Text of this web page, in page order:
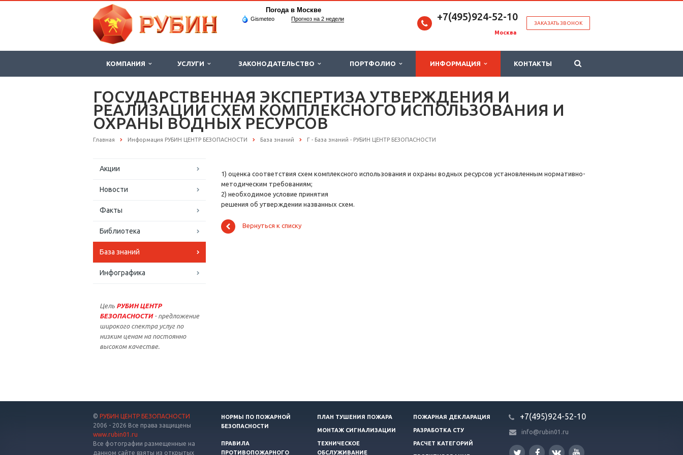
Погода в Москве
Gismeteo Прогноз на 2 недели
ЗАКАЗАТЬ ЗВОНОК
+7(495)924-52-10
Москва
КОМПАНИЯ УСЛУГИ ЗАКОНОДАТЕЛЬСТВО ПОРТФОЛИО ИНФОРМАЦИЯ КОНТАКТЫ
ГОСУДАРСТВЕННАЯ ЭКСПЕРТИЗА УТВЕРЖДЕНИЯ И
РЕАЛИЗАЦИИ СХЕМ КОМПЛЕКСНОГО ИСПОЛЬЗОВАНИЯ И
ОХРАНЫ ВОДНЫХ РЕСУРСОВ
Главная Информация РУБИН ЦЕНТР БЕЗОПАСНОСТИ База знаний Г - База знаний - РУБИН ЦЕНТР БЕЗОПАСНОСТИ
Акции
Новости
Факты
Библиотека
База знаний
Инфографика
Цель РУБИН ЦЕНТР
БЕЗОПАСНОСТИ - предложение
широкого спектра услуг по
низким ценам на постоянно
высоком качестве.
1) оценка соответствия схем комплексного использования и охраны водных ресурсов установленным нормативно-
методическим требованиям;
2) необходимое условие принятия
решения об утверждении названных схем.
Вернуться к списку
© РУБИН ЦЕНТР БЕЗОПАСНОСТИ
2006 - 2026 Все права защищены
www.rubin01.ru
Все фотографии размещенные на
данном сайте взяты из открытых
НОРМЫ ПО ПОЖАРНОЙ
БЕЗОПАСНОСТИ
ПЛАН ТУШЕНИЯ ПОЖАРА ПОЖАРНАЯ ДЕКЛАРАЦИЯ
МОНТАЖ СИГНАЛИЗАЦИИ РАЗРАБОТКА СТУ
ПРАВИЛА
ПРОТИВОПОЖАРНОГО
ТЕХНИЧЕСКОЕ
ОБСЛУЖИВАНИЕ
РАСЧЕТ КАТЕГОРИЙ
+7(495)924-52-10
info@rubin01.ru